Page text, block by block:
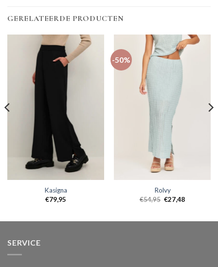
GERELATEERDE PRODUCTEN
Kasigna
€79,95
-50%
Rolvy
€54,95 €27,48
SERVICE